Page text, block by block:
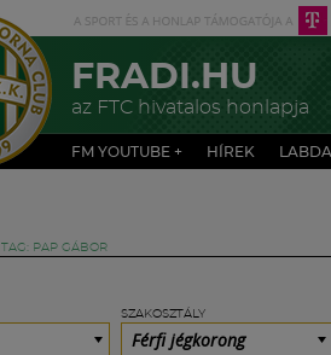
FRADI.HU
az FTC hivatalos honlapja
FM YOUTUBE + HÍREK
TAG: PAP GÁBOR
SZAKOSZTÁLY
Férfi jégkorong